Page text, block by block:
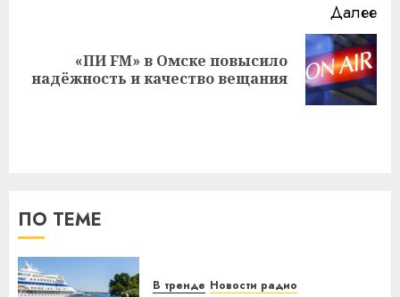
Далее
Следующая
запись:
«ПИ FM» в Омске повысило
надёжность и качество вещания
ПО ТЕМЕ
В тренде Новости радио